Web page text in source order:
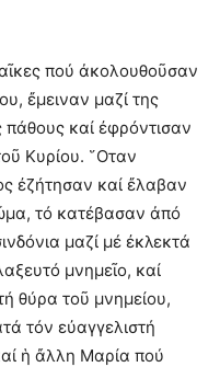
πού ἀκολουθοῦσαν
ἔμειναν μαζί της
καί ἐφρόντισαν
Κυρίου. ῞Οταν
ἐζήτησαν καί ἔλαβαν
τό κατέβασαν ἀπό
μαζί μέ ἐκλεκτά
μνημεῖο, καί
θύρα τοῦ μνημείου,
τόν εὐαγγελιστή
ἡ ἄλλη Μαρία πού